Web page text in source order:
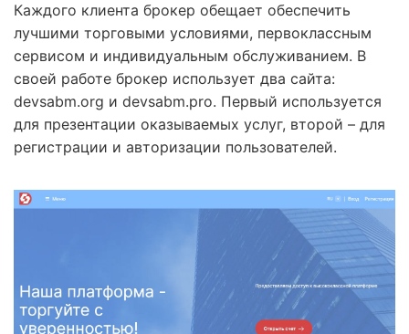
Каждого клиента брокер обещает обеспечить
лучшими торговыми условиями, первоклассным
сервисом и индивидуальным обслуживанием. В
своей работе брокер использует два сайта:
devsabm.org и devsabm.pro. Первый используется
для презентации оказываемых услуг, второй – для
регистрации и авторизации пользователей.